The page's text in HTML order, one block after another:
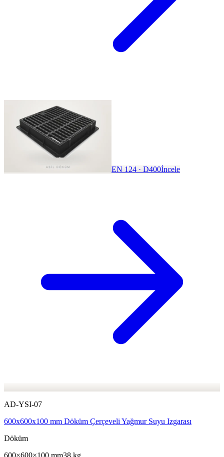
EN 124 · D400İncele
AD-YSI-07
600x600x100 mm Döküm Çerçeveli Yağmur Suyu Izgarası
Döküm
600×600×100 mm38 kg